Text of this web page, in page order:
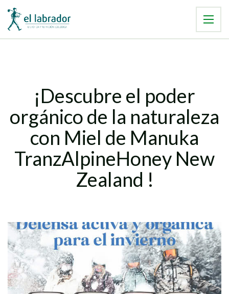
¡Descubre el poder
orgánico de la naturaleza
con Miel de Manuka
TranzAlpineHoney New
Zealand !